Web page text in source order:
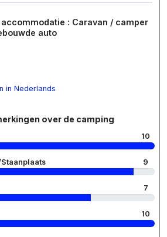
: Caravan / camper
auto
in Nederlands
over de camping
10
9
7
10